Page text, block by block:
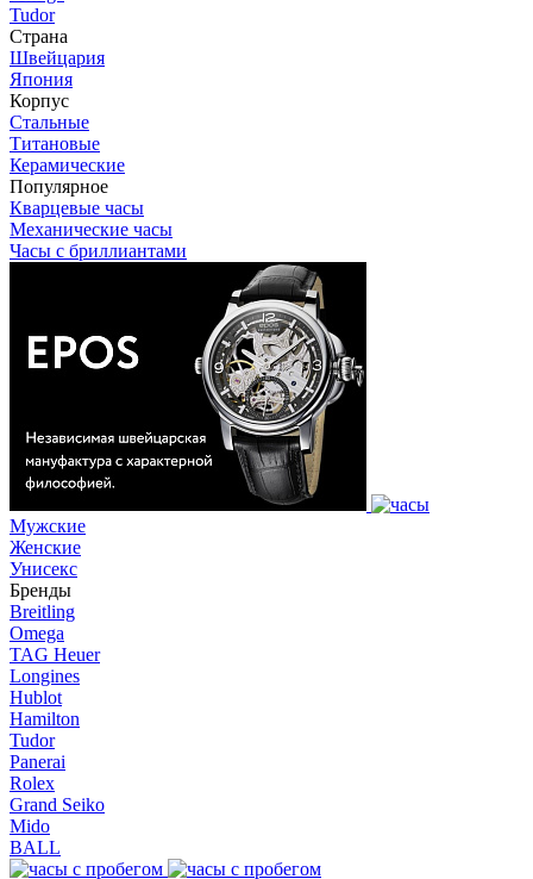
Tudor
Страна
Швейцария
Япония
Корпус
Стальные
Титановые
Керамические
Популярное
Кварцевые часы
Механические часы
Часы с бриллиантами
Мужские
Женские
Унисекс
Бренды
Breitling
Omega
TAG Heuer
Longines
Hublot
Hamilton
Tudor
Panerai
Rolex
Grand Seiko
Mido
BALL